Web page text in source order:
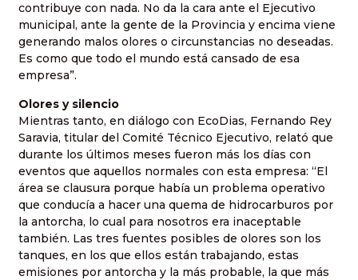
contribuye con nada. No da la cara ante el Ejecutivo
municipal, ante la gente de la Provincia y encima viene
generando malos olores o circunstancias no deseadas.
Es como que todo el mundo está cansado de esa
empresa”.
Olores y silencio
Mientras tanto, en diálogo con EcoDias, Fernando Rey
Saravia, titular del Comité Técnico Ejecutivo, relató que
durante los últimos meses fueron más los días con
eventos que aquellos normales con esta empresa: “El
área se clausura porque había un problema operativo
que conducía a hacer una quema de hidrocarburos por
la antorcha, lo cual para nosotros era inaceptable
también. Las tres fuentes posibles de olores son los
tanques, en los que ellos están trabajando, estas
emisiones por antorcha y la más probable, la que más